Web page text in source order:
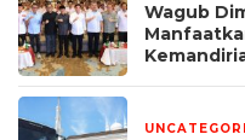
Wagub